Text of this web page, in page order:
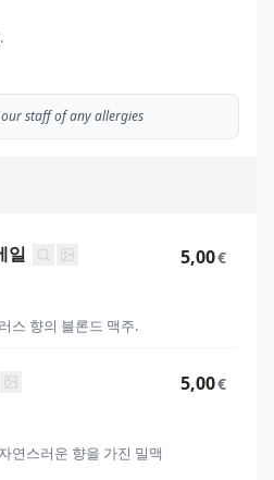
staff of any allergies
일
스 향의 블론드 맥주.
5,00€
연스러운 향을 가진 밀맥
5,00€